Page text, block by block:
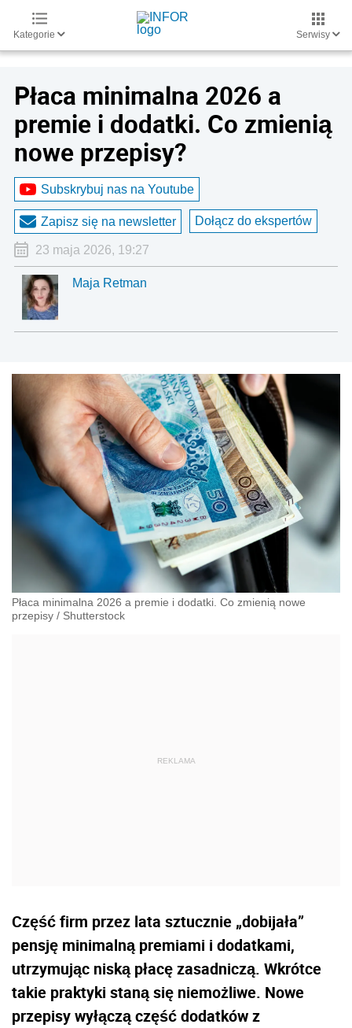
Kategorie Serwisy
Płaca minimalna 2026 a
premie i dodatki. Co zmienią
nowe przepisy?
Subskrybuj nas na Youtube
Zapisz się na newsletter Dołącz do ekspertów
23 maja 2026, 19:27
Maja Retman
Płaca minimalna 2026 a premie i dodatki. Co zmienią nowe
przepisy / Shutterstock
Część firm przez lata sztucznie „dobijała”
pensję minimalną premiami i dodatkami,
utrzymując niską płacę zasadniczą. Wkrótce
takie praktyki staną się niemożliwe. Nowe
przepisy wyłączą część dodatków z